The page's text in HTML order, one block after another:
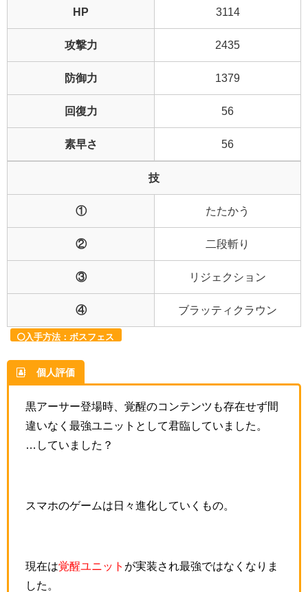
HP 3114
攻撃力 2435
防御力 1379
回復力 56
素早さ 56
技
① たたかう
② 二段斬り
③ リジェクション
④ ブラッティクラウン
入手方法：ボスフェス
個人評価
黒アーサー登場時、覚醒のコンテンツも存在せず間
違いなく最強ユニットとして君臨していました。
…していました？
スマホのゲームは日々進化していくもの。
現在は覚醒ユニット が実装され最強ではなくなりま
した。